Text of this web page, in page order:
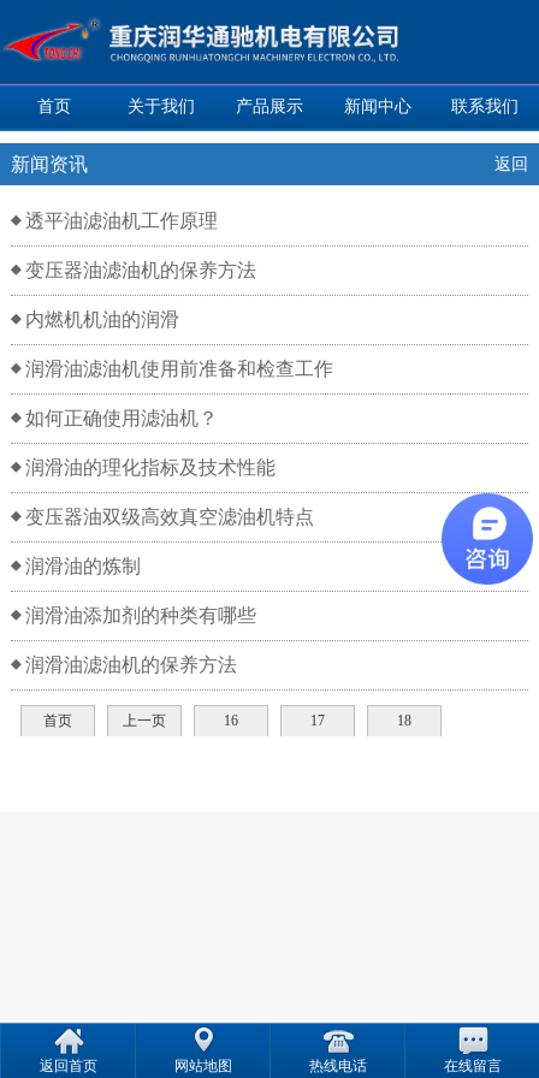
首页 关于我们 产品展示 新闻中心 联系我们
新闻资讯 返回
透平油滤油机工作原理
变压器油滤油机的保养方法
内燃机机油的润滑
润滑油滤油机使用前准备和检查工作
如何正确使用滤油机？
润滑油的理化指标及技术性能
变压器油双级高效真空滤油机特点
润滑油的炼制
润滑油添加剂的种类有哪些
润滑油滤油机的保养方法
首页 上一页 16 17
18
返回首页 网站地图 热线电话 在线留言